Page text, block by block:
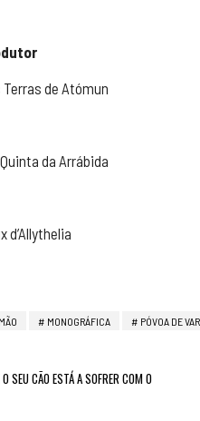
de Atómun
da Arrábida
d’Allythelia
MONOGRÁFICA PÓVOA DE
SEU CÃO ESTÁ A SOFRER COM O